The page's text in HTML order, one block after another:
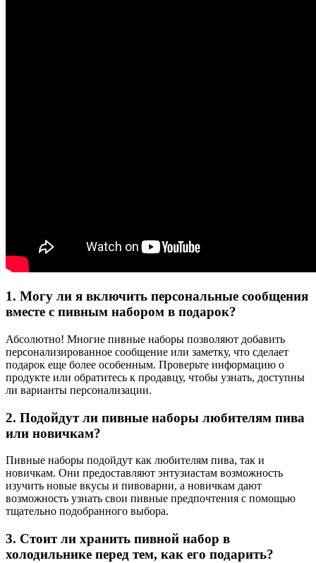
1. Могу ли я включить персональные сообщения
вместе с пивным набором в подарок?
Абсолютно! Многие пивные наборы позволяют добавить
персонализированное сообщение или заметку, что сделает
подарок еще более особенным. Проверьте информацию о
продукте или обратитесь к продавцу, чтобы узнать, доступны
ли варианты персонализации.
2. Подойдут ли пивные наборы любителям пива
или новичкам?
Пивные наборы подойдут как любителям пива, так и
новичкам. Они предоставляют энтузиастам возможность
изучить новые вкусы и пивоварни, а новичкам дают
возможность узнать свои пивные предпочтения с помощью
тщательно подобранного выбора.
3. Стоит ли хранить пивной набор в
холодильнике перед тем, как его подарить?